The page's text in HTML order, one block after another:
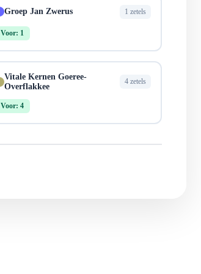
Groep Jan Zwerus 1 zetels
Voor: 1
Vitale Kernen Goeree-
Overflakkee
4 zetels
Voor: 4